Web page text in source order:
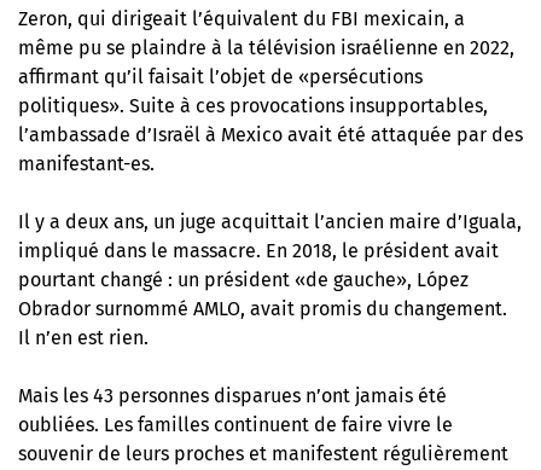
Zeron, qui dirigeait l’équivalent du FBI mexicain, a
même pu se plaindre à la télévision israélienne en 2022,
affirmant qu’il faisait l’objet de «persécutions
politiques». Suite à ces provocations insupportables,
l’ambassade d’Israël à Mexico avait été attaquée par des
manifestant-es.
Il y a deux ans, un juge acquittait l’ancien maire d’Iguala,
impliqué dans le massacre. En 2018, le président avait
pourtant changé : un président «de gauche», López
Obrador surnommé AMLO, avait promis du changement.
Il n’en est rien.
Mais les 43 personnes disparues n’ont jamais été
oubliées. Les familles continuent de faire vivre le
souvenir de leurs proches et manifestent régulièrement